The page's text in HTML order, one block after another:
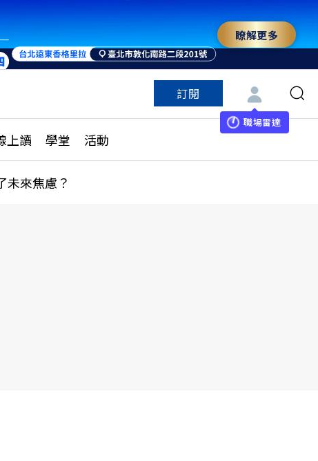
瞭解更多
訂閱
職場雷達
上讀 學堂 活動
多訂閱方案
特色頻道
未來焦慮？